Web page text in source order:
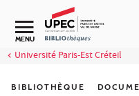
Aller au contenu
Navigation secondaire
MENU
Université Paris-Est Créteil
BIBLIOTHÈQUE